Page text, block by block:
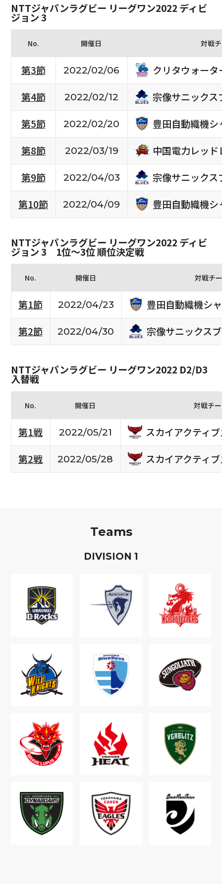
NTTジャパンラグビー リーグワン2022 ディビ
ジョン 3
No. 開催日 対戦
第3節 2022/02/06
クリタウォー
第4節
2022/02/12
宗像サニックス
第5節
2022/02/20
豊田自動織機
第8節
2022/03/19
中国電力レッ
第9節
2022/04/03
宗像サニックス
第10節
2022/04/09 豊田自動織機
NTTジャパンラグビー リーグワン2022 ディビ
ジョン 3 1位〜3位 順位決定戦
No. 開催日 対戦チ
第1節 2022/04/23
豊田自動織機シ
第2節
2022/04/30 宗像サニックス
NTTジャパンラグビー リーグワン2022 D2/D3
入替戦
No. 開催日 対戦チ
第1戦 2022/05/21
スカイアクティ
第2戦
2022/05/28 スカイアクティ
Teams
DIVISION 1